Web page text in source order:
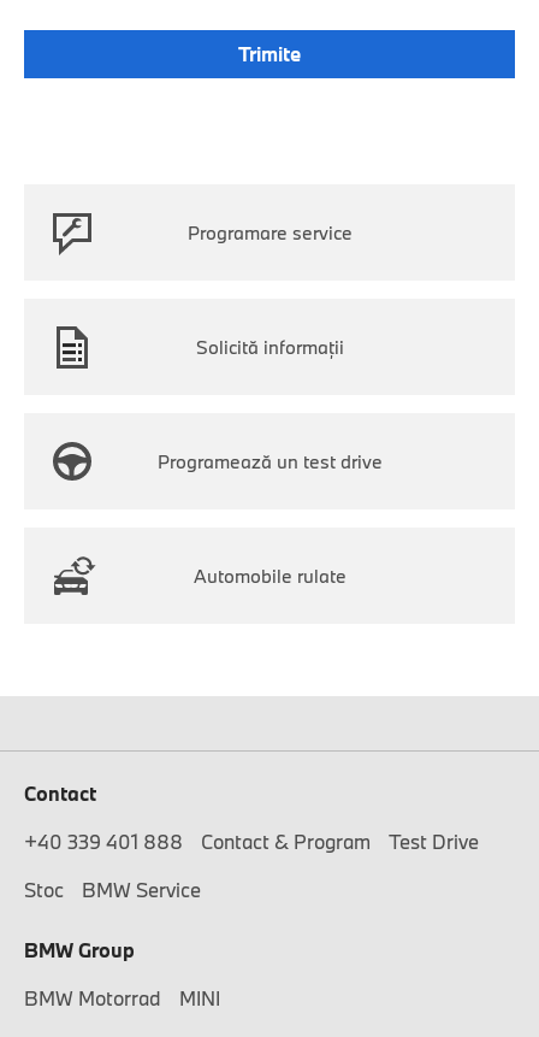
Programare service
Solicită informații
Programează un test drive
Automobile rulate
Contact
+40 339 401 888
Contact & Program
Test Drive
Stoc
BMW Service
BMW Group
BMW Motorrad
MINI